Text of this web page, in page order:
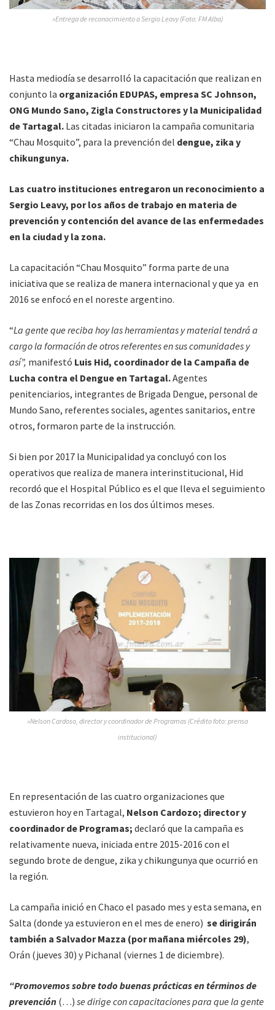
»Entrega de reconocimiento a Sergio Leavy (Foto: FM Alba)
Hasta mediodía se desarrolló la capacitación que realizan en
conjunto la organización EDUPAS, empresa SC Johnson,
ONG Mundo Sano, Zigla Constructores y la Municipalidad
de Tartagal. Las citadas iniciaron la campaña comunitaria
“Chau Mosquito”, para la prevención del dengue, zika y
chikungunya.
Las cuatro instituciones entregaron un reconocimiento a
Sergio Leavy, por los años de trabajo en materia de
prevención y contención del avance de las enfermedades
en la ciudad y la zona.
La capacitación “Chau Mosquito” forma parte de una
iniciativa que se realiza de manera internacional y que ya en
2016 se enfocó en el noreste argentino.
“La gente que reciba hoy las herramientas y material tendrá a
cargo la formación de otros referentes en sus comunidades y
así”, manifestó Luis Hid, coordinador de la Campaña de
Lucha contra el Dengue en Tartagal.Agentes
penitenciarios, integrantes de Brigada Dengue, personal de
Mundo Sano, referentes sociales, agentes sanitarios, entre
otros, formaron parte de la instrucción.
Si bien por 2017 la Municipalidad ya concluyó con los
operativos que realiza de manera interinstitucional, Hid
recordó que el Hospital Público es el que lleva el seguimiento
de las Zonas recorridas en los dos últimos meses.
»Nelson Cardoso, director y coordinador de Programas (Crédito foto: prensa
institucional)
En representación de las cuatro organizaciones que
estuvieron hoy en Tartagal, Nelson Cardozo; director y
coordinador de Programas; declaró que la campaña es
relativamente nueva, iniciada entre 2015-2016 con el
segundo brote de dengue, zika y chikungunya que ocurrió en
la región.
La campaña inició en Chaco el pasado mes y esta semana, en
Salta (donde ya estuvieron en el mes de enero) se dirigirán
también a Salvador Mazza (por mañana miércoles 29),
Orán (jueves 30) y Pichanal (viernes 1 de diciembre).
“Promovemos sobre todo buenas prácticas en términos de
prevención (…) se dirige con capacitaciones para que la gente